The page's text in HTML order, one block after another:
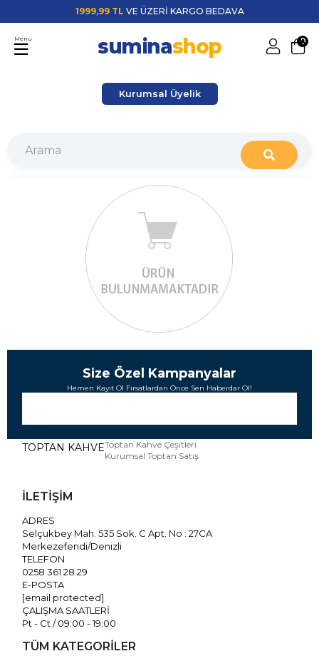
1999,99 TL VE ÜZERİ KARGO BEDAVA
suminashop 0
Menu
Kurumsal Üyelik
Size Özel Kampanyalar
Hemen Kayıt Ol Fırsatlardan Önce Sen Haberdar Ol!
TOPTAN KAHVEToptan Kahve Çeşitleri
Kurumsal Toptan Satış
İLETİŞİM
ADRES
Selçukbey Mah. 535 Sok. C Apt. No : 27CA
Merkezefendi/Denizli
TELEFON
0258 361 28 29
E-POSTA
[email protected]
ÇALIŞMA SAATLERİ
Pt - Ct / 09:00 - 19:00
TÜM KATEGORİLER